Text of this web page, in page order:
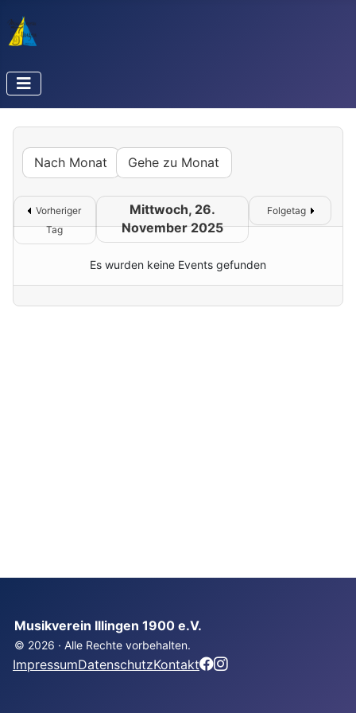
Nach Monat Gehe zu Monat
Vorheriger
Tag
Mittwoch, 26.
November 2025
Folgetag
Es wurden keine Events gefunden
Musikverein Illingen 1900 e.V.
© 2026 · Alle Rechte vorbehalten.
ImpressumDatenschutzKontakt